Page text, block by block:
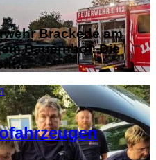
Brackede am
Bauernhof: Die